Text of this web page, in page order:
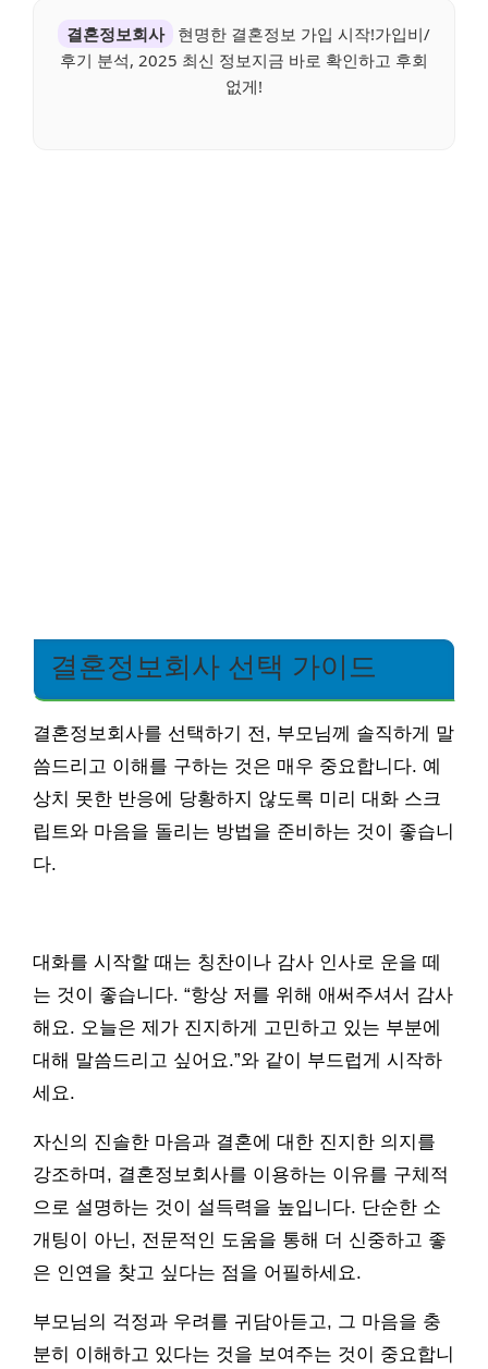
결혼정보회사
현명한 결혼정보 가입 시작!가입비/
후기 분석, 2025 최신 정보지금 바로 확인하고 후회
없게!
결혼정보회사 선택 가이드
결혼정보회사를 선택하기 전, 부모님께 솔직하게 말
씀드리고 이해를 구하는 것은 매우 중요합니다. 예
상치 못한 반응에 당황하지 않도록 미리 대화 스크
립트와 마음을 돌리는 방법을 준비하는 것이 좋습니
다.
대화를 시작할 때는 칭찬이나 감사 인사로 운을 떼
는 것이 좋습니다. “항상 저를 위해 애써주셔서 감사
해요. 오늘은 제가 진지하게 고민하고 있는 부분에
대해 말씀드리고 싶어요.”와 같이 부드럽게 시작하
세요.
자신의 진솔한 마음과 결혼에 대한 진지한 의지를
강조하며, 결혼정보회사를 이용하는 이유를 구체적
으로 설명하는 것이 설득력을 높입니다. 단순한 소
개팅이 아닌, 전문적인 도움을 통해 더 신중하고 좋
은 인연을 찾고 싶다는 점을 어필하세요.
부모님의 걱정과 우려를 귀담아듣고, 그 마음을 충
분히 이해하고 있다는 것을 보여주는 것이 중요합니